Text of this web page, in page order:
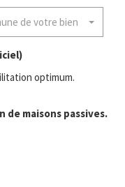
de votre bien
optimum.
de maisons passives.